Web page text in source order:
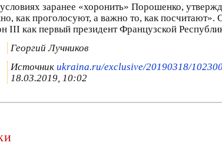
заранее «хоронить» Порошенко,
как проголосуют, а важно то, как посчитают».
III как первый президент Французской
Георгий Лучников
Источник ukraina.ru/exclusive/20190318/
18.03.2019, 10:02